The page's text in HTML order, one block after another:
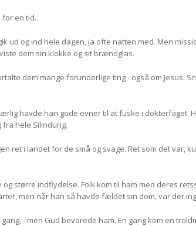
for en tid.
ud og ind hele dagen, ja ofte natten med. Men
dem sin klokke og sit brændglas.
dem mange forunderlige ting - også om Jesus.
havde han gode evner til at fuske i dokterfaget.
hele Silindung.
ret i landet for de små og svage. Ret som det var,
større indflydelse. Folk kom til ham med deres
men når han så havde fældet sin dom, var der
- men Gud bevarede ham. En gang kom en